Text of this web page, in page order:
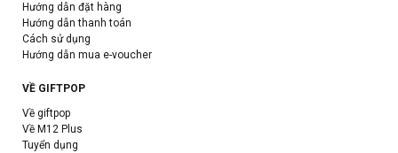
Hướng dẫn đặt hàng
Hướng dẫn thanh toán
Cách sử dụng
Hướng dẫn mua e-voucher
VỀ GIFTPOP
Về giftpop
Về M12 Plus
Tuyển dụng